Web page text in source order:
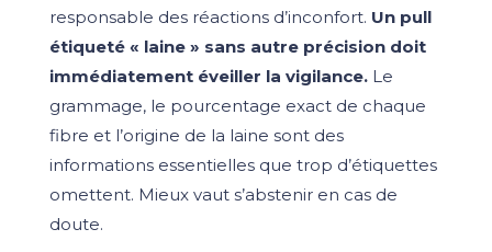
responsable des réactions d’inconfort. Un pull
étiqueté « laine » sans autre précision doit
immédiatement éveiller la vigilance.Le
grammage, le pourcentage exact de chaque
fibre et l’origine de la laine sont des
informations essentielles que trop d’étiquettes
omettent. Mieux vaut s’abstenir en cas de
doute.